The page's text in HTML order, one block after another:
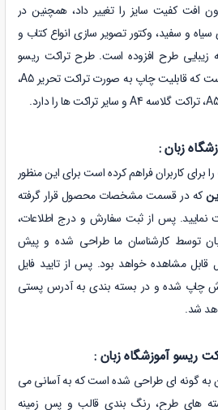
افت کفیت سایز را تغییر داد، همچنین در
و سفید، وکتور تصویر سازی انواع کتاب و
طرح افزوده است. طرح تراکت ریسو
که قابلیت چاپ به صورت
تراکت تحریر A5،
زبان :
برای کاربران فراهم کرده است برای این منظور
که در قسمت مشخصات محصول قرار گرفته
پس از ثبت سفارش و درج اطلاعات،
توسط کارشناسان ما طراحی شده و پیش
مشاهده خواهد بود. پس از تایید فایل
چاپ شده و در بسته بندی به آدرس پستی
شد.
ریسو آموزشگاه زبان :
به گونه ای طراحی شده است که به آسانی می
های طرح، رنگ بندی قالب و پس زمینه